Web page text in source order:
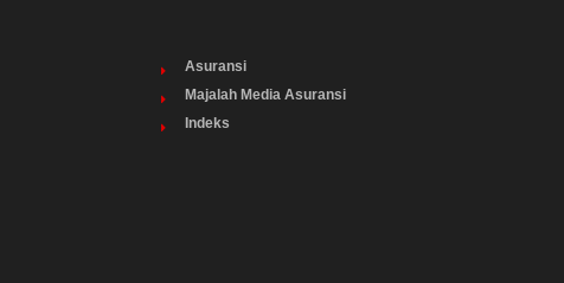
Asuransi
Majalah Media Asuransi
Indeks